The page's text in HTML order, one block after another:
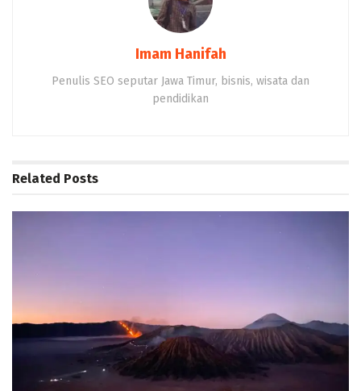
Imam Hanifah
Penulis SEO seputar Jawa Timur, bisnis, wisata dan
pendidikan
Related Posts